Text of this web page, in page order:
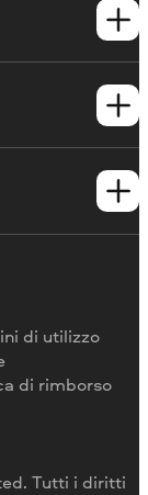
Tutti i diritti
di utilizzo
di rimborso